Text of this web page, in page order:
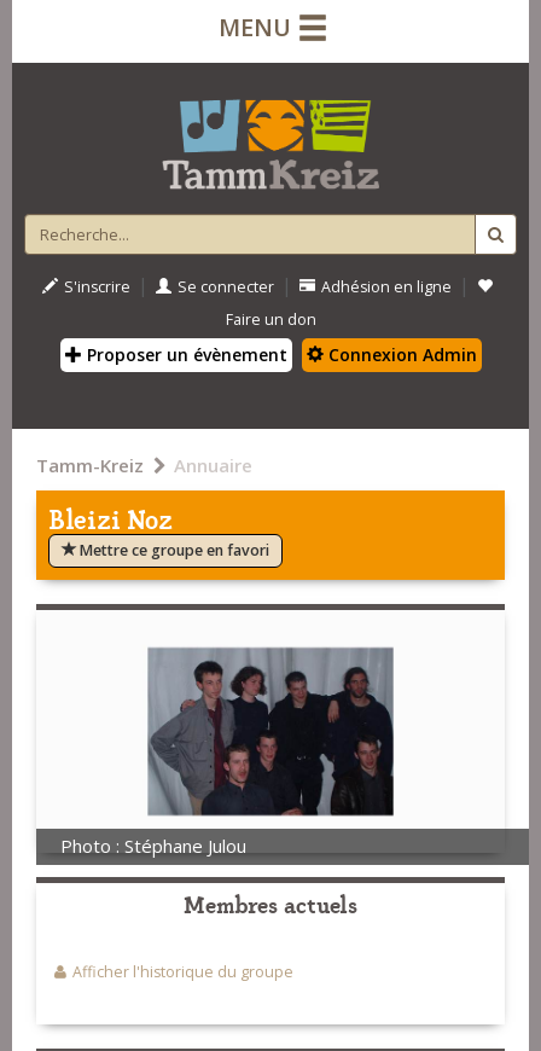
MENU
S'inscrire | Se connecter | Adhésion en ligne |
Faire un don
Proposer un évènement Connexion Admin
Tamm-Kreiz Annuaire
Bleizi Noz
Mettre ce groupe en favori
Photo : Stéphane Julou
Membres actuels
Afficher l'historique du groupe